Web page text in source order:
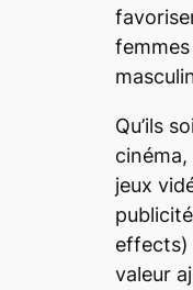
Qu’ils
cinéma,
jeux
effects)
valeur